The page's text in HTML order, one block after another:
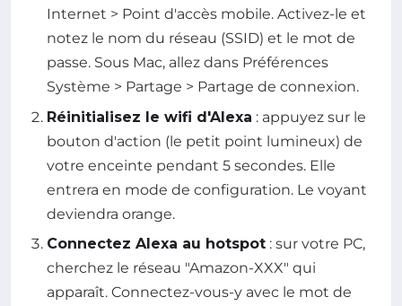
Internet > Point d'accès mobile. Activez-le et
notez le nom du réseau (SSID) et le mot de
passe. Sous Mac, allez dans Préférences
Système > Partage > Partage de connexion.
Réinitialisez le wifi d'Alexa : appuyez sur le
bouton d'action (le petit point lumineux) de
votre enceinte pendant 5 secondes. Elle
entrera en mode de configuration. Le voyant
deviendra orange.
Connectez Alexa au hotspot : sur votre PC,
cherchez le réseau "Amazon-XXX" qui
apparaît. Connectez-vous-y avec le mot de